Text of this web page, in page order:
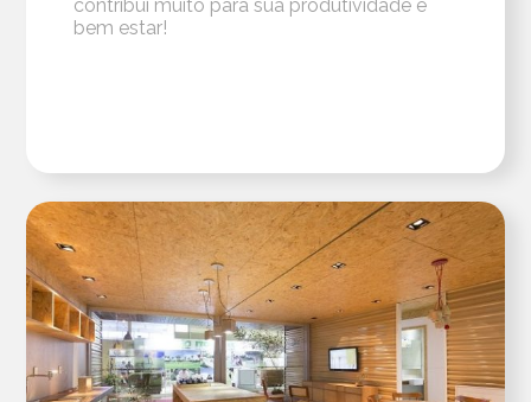
contribui muito para sua produtividade e
bem estar!